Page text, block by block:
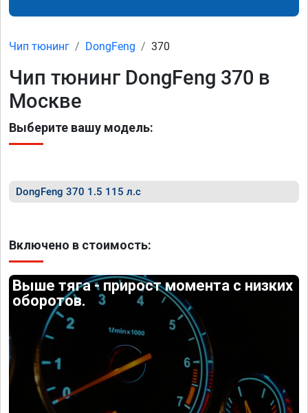
Чип тюнинг DongFeng 370
Чип тюнинг DongFeng 370 в
Москве
Выберите вашу модель:
DongFeng 370 1.5 115 л.с
Включено в стоимость:
Выше тяга - прирост момента с низких
оборотов.